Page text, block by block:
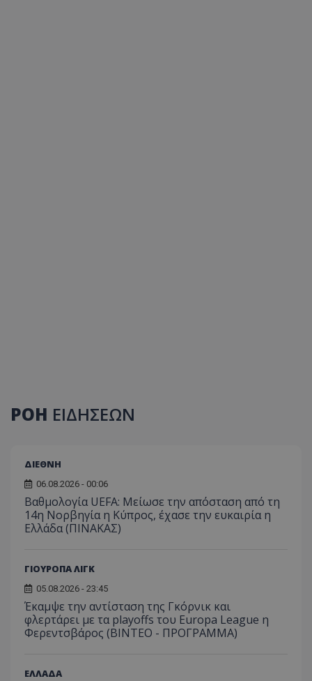
ΡΟΗ ΕΙΔΗΣΕΩΝ
ΔΙΕΘΝΗ
06.08.2026 - 00:06
Βαθμολογία UEFA: Μείωσε την απόσταση από τη
14η Νορβηγία η Κύπρος, έχασε την ευκαιρία η
Ελλάδα (ΠΙΝΑΚΑΣ)
ΓΙΟΥΡΟΠΑ ΛΙΓΚ
05.08.2026 - 23:45
Έκαμψε την αντίσταση της Γκόρνικ και
φλερτάρει με τα playoffs του Europa League η
Φερεντσβάρος (ΒΙΝΤΕΟ - ΠΡΟΓΡΑΜΜΑ)
ΕΛΛΑΔΑ